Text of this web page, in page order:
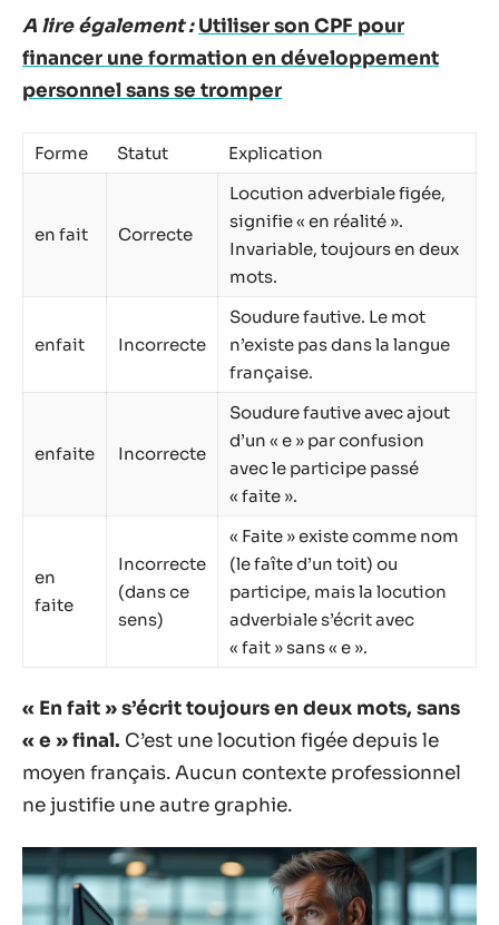
A lire également : Utiliser son CPF pour
financer une formation en développement
personnel sans se tromper
Forme Statut Explication
en fait Correcte
Locution adverbiale figée,
signifie « en réalité ».
Invariable, toujours en deux
mots.
enfait Incorrecte
Soudure fautive. Le mot
n’existe pas dans la langue
française.
enfaite Incorrecte
Soudure fautive avec ajout
d’un « e » par confusion
avec le participe passé
« faite ».
en
faite
Incorrecte
(dans ce
sens)
« Faite » existe comme nom
(le faîte d’un toit) ou
participe, mais la locution
adverbiale s’écrit avec
« fait » sans « e ».
« En fait » s’écrit toujours en deux mots, sans
« e » final. C’est une locution figée depuis le
moyen français. Aucun contexte professionnel
ne justifie une autre graphie.